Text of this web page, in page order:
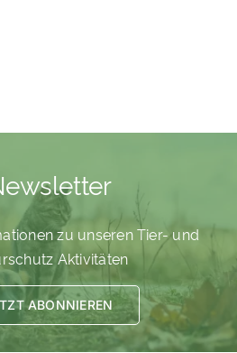
zu unseren Tier- und
Aktivitäten
ABONNIEREN